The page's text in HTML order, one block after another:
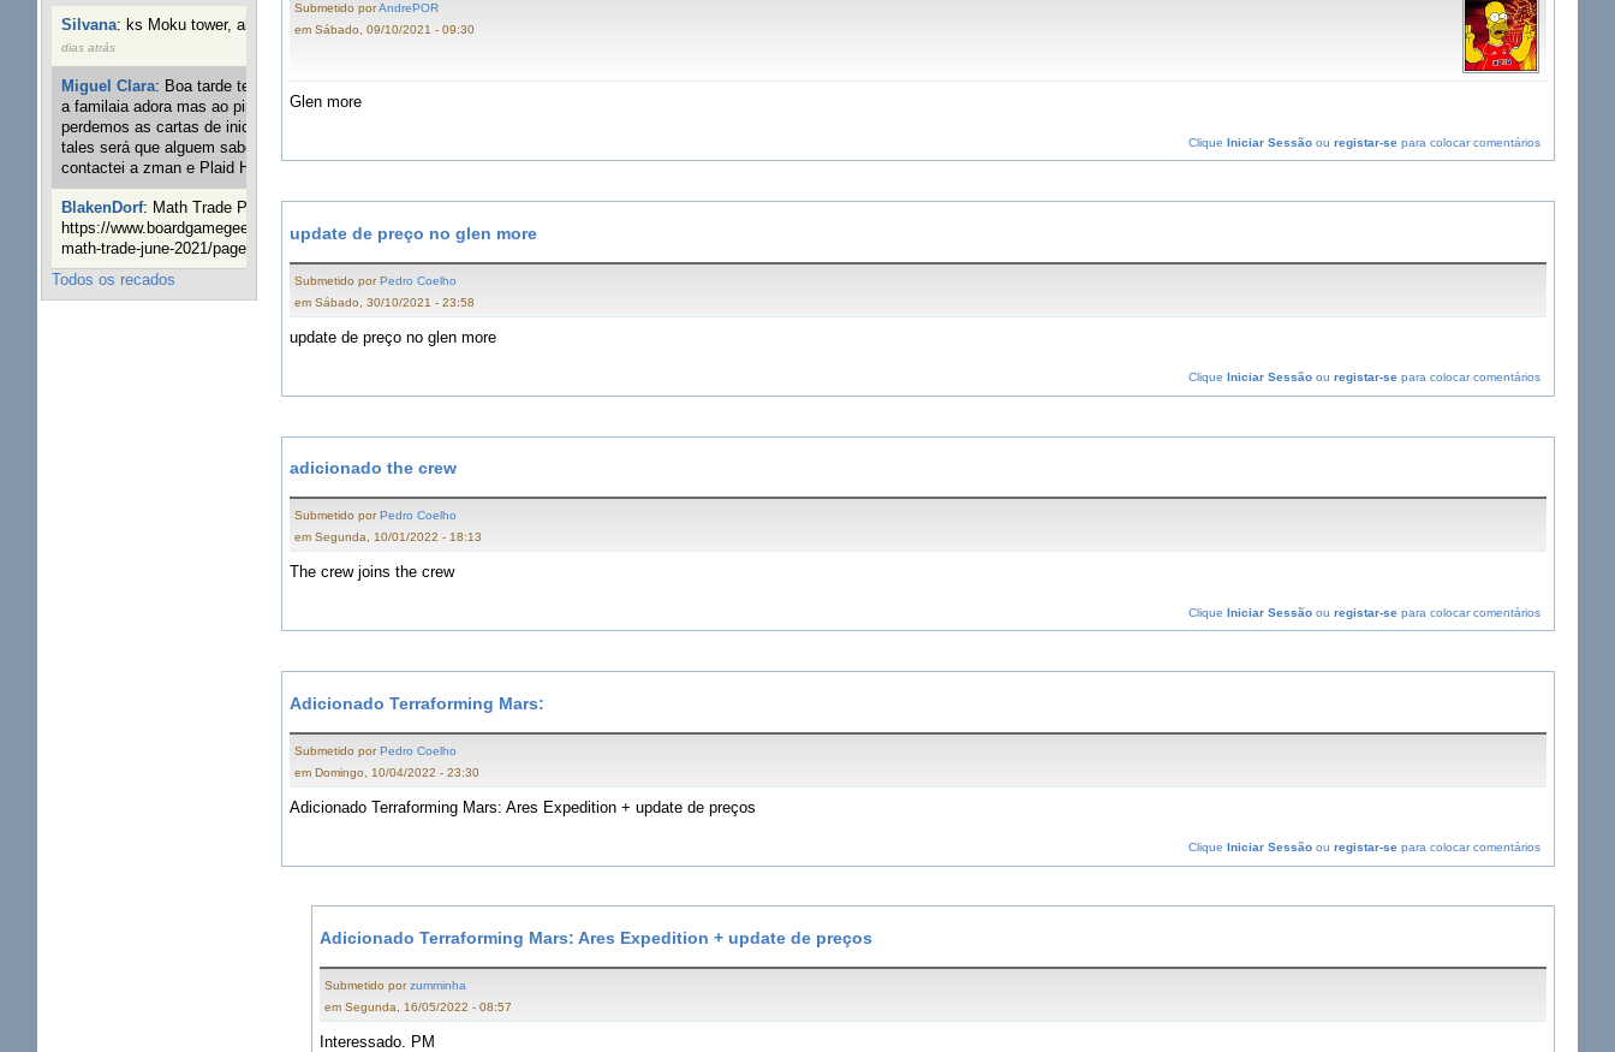
Silvana: ks Moku tower, alguém interessado?
35 semanas 4
dias atrás
Miguel Clara: Boa tarde tenho jogo Mice and mistics que
a familaia adora mas ao pintarmos as miniaturas
perdemos as cartas de iniciaticva da expanção downood
tales será que alguem sabe onde adquirir as cartas já
contactei a zman e Plaid Hat e nada
BlakenDorf: Math Trade Portuguesa a decorrer. Aqui:
https://www.boardgamegeek.com/geeklist/286035/portugal-
math-trade-june-2021/page/1
Todos os recados
Submetido porAndrePOR
em Sábado, 09/10/2021 - 09:30
Glen more
Clique Iniciar Sessãoou registar-separa colocar comentários
update de preço no glen more
Submetido porPedro Coelho
em Sábado, 30/10/2021 - 23:58
update de preço no glen more
Clique Iniciar Sessãoou registar-separa colocar comentários
adicionado the crew
Submetido porPedro Coelho
em Segunda, 10/01/2022 - 18:13
The crew joins the crew
Clique Iniciar Sessãoou registar-separa colocar comentários
Adicionado Terraforming Mars:
Submetido porPedro Coelho
em Domingo, 10/04/2022 - 23:30
Adicionado Terraforming Mars: Ares Expedition + update de preços
Clique Iniciar Sessãoou registar-separa colocar comentários
Adicionado Terraforming Mars: Ares Expedition + update de preços
Submetido porzumminha
em Segunda, 16/05/2022 - 08:57
Interessado. PM